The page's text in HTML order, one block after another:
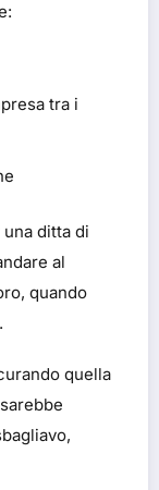
tra i
ditta di
al
quando
quella